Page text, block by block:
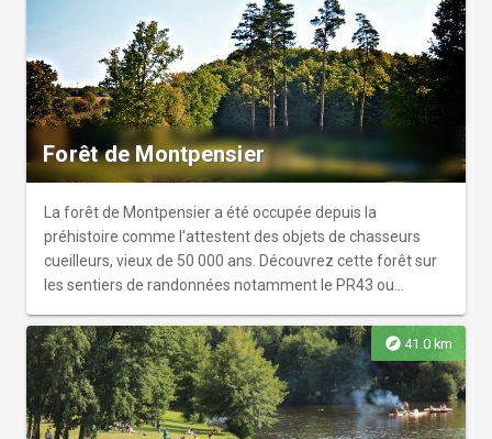
Forêt de Montpensier
La forêt de Montpensier a été occupée depuis la
préhistoire comme l'attestent des objets de chasseurs
cueilleurs, vieux de 50 000 ans. Découvrez cette forêt sur
les sentiers de randonnées notamment le PR43 ou
explore 41.0 km